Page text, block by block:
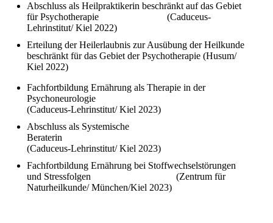
Abschluss als Heilpraktikerin beschränkt auf das Gebiet
für Psychotherapie (Caduceus-
Lehrinstitut/ Kiel 2022)
Erteilung der Heilerlaubnis zur Ausübung der Heilkunde
beschränkt für das Gebiet der Psychotherapie (Husum/
Kiel 2022)
Fachfortbildung Ernährung als Therapie in der
Psychoneurologie
(Caduceus-Lehrinstitut/ Kiel 2023)
Abschluss als Systemische
(Caduceus-Lehrinstitut/ Kiel 2023)
Fachfortbildung Ernährung bei Stoffwechselstörungen
und Stressfolgen (Zentrum für
Naturheilkunde/ München/Kiel 2023)